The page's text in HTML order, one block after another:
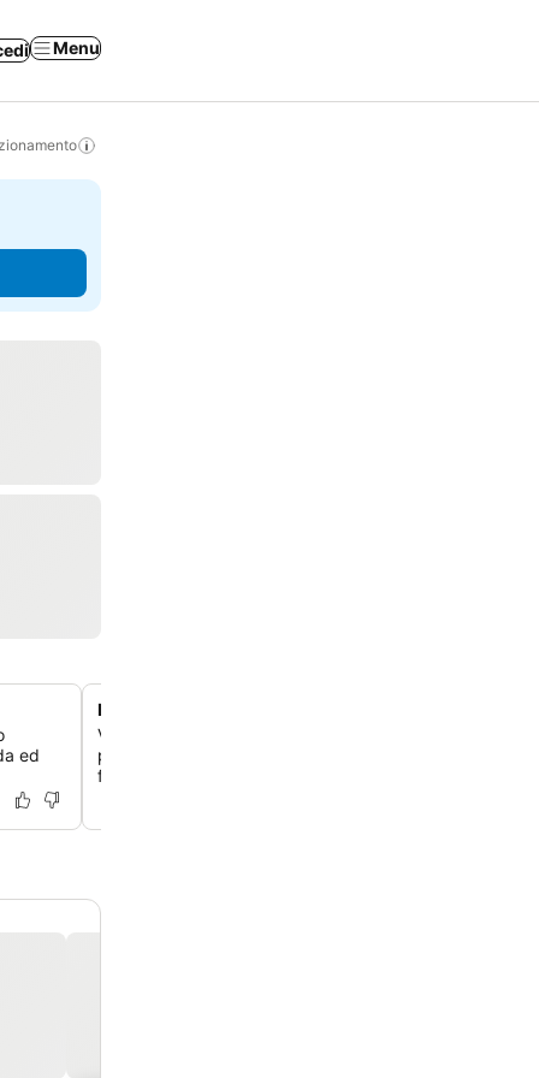
Menu
ed
Il fascino di un edificio storico prebellico
Vivi l'esperienza di un hotel raffinato all'interno di un
prebellico, che ti offre camere e suite contemporanee
fascino storico al design moderno.